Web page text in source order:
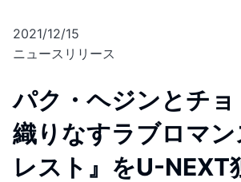
2021/12/15
ニュースリリース
パク・ヘジンとチ
織りなすラブロマン
レスト』をU-NEXT